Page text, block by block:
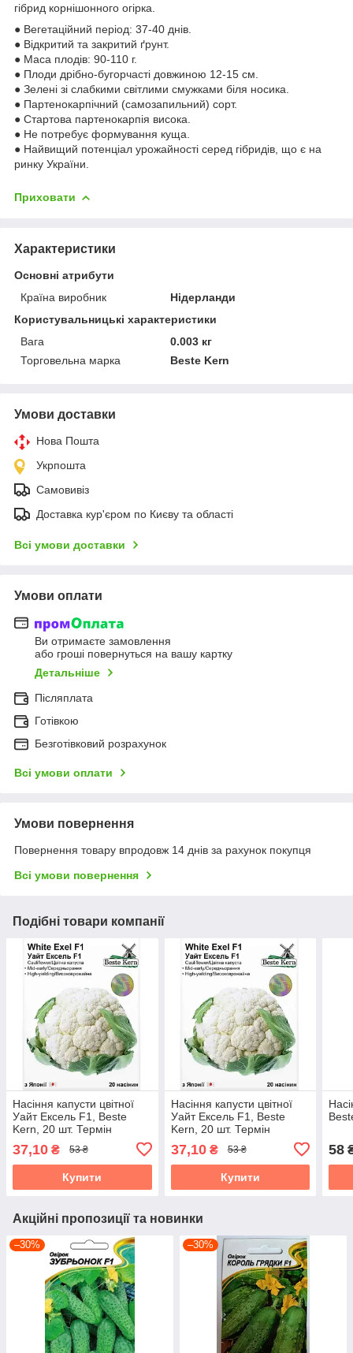
гібрид корнішонного огірка.
● Вегетаційний період: 37-40 днів.
● Відкритий та закритий ґрунт.
● Маса плодів: 90-110 г.
● Плоди дрібно-бугорчасті довжиною 12-15 см.
● Зелені зі слабкими світлими смужками біля носика.
● Партенокарпічний (самозапильний) сорт.
● Стартова партенокарпія висока.
● Не потребує формування куща.
● Найвищий потенціал урожайності серед гібридів, що є на
ринку України.
Приховати
Характеристики
Основні атрибути
Країна виробник
Нідерланди
Користувальницькі характеристики
Вага
0.003 кг
Торговельна марка
Beste Kern
Умови доставки
Нова Пошта
Укрпошта
Самовивіз
Доставка кур'єром по Києву та області
Всі умови доставки
Умови оплати
Ви отримаєте замовлення
або гроші повернуться на вашу картку
Детальніше
Післяплата
Готівкою
Безготівковий розрахунок
Всі умови оплати
Умови повернення
Повернення товару впродовж 14 днів за рахунок покупця
Всі умови повернення
Подібні товари компанії
Насіння капусти цвітної
Уайт Ексель F1, Beste
Kern, 20 шт. Термін
придатності до 31.10.2026
37,10 ₴ 53 ₴
Купити
Насіння капусти цвітної
Уайт Ексель F1, Beste
Kern, 20 шт. Термін
придатності до 31.10.2026
37,10₴ 53 ₴
Купити
58
Акційні пропозиції та новинки
–30% –30%